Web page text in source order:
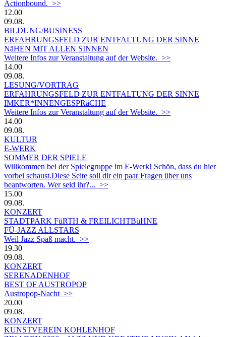
Actionbound. >>
12.00
09.08.
BILDUNG/BUSINESS
ERFAHRUNGSFELD ZUR ENTFALTUNG DER SINNE
NäHEN MIT ALLEN SINNEN
Weitere Infos zur Veranstaltung auf der Website. >>
14.00
09.08.
LESUNG/VORTRAG
ERFAHRUNGSFELD ZUR ENTFALTUNG DER SINNE
IMKER*INNENGESPRäCHE
Weitere Infos zur Veranstaltung auf der Website. >>
14.00
09.08.
KULTUR
E-WERK
SOMMER DER SPIELE
Willkommen bei der Spielegruppe im E-Werk! Schön, dass du hier
vorbei schaust.Diese Seite soll dir ein paar Fragen über uns
beantworten. Wer seid ihr?... >>
15.00
09.08.
KONZERT
STADTPARK FüRTH & FREILICHTBüHNE
FÜ-JAZZ ALLSTARS
Weil Jazz Spaß macht. >>
19.30
09.08.
KONZERT
SERENADENHOF
BEST OF AUSTROPOP
Austropop-Nacht >>
20.00
09.08.
KONZERT
KUNSTVEREIN KOHLENHOF